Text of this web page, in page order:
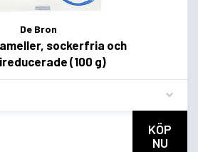
De Bron
sockerfria och
(100 g)
KÖP
NU